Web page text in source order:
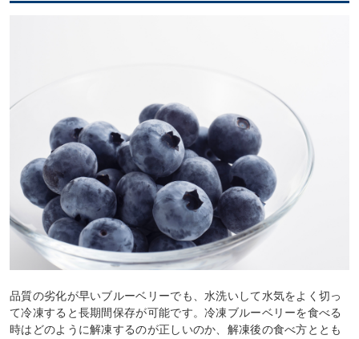
品質の劣化が早いブルーベリーでも、水洗いして水気をよく切っ
て冷凍すると長期間保存が可能です。冷凍ブルーベリーを食べる
時はどのように解凍するのが正しいのか、解凍後の食べ方ととも